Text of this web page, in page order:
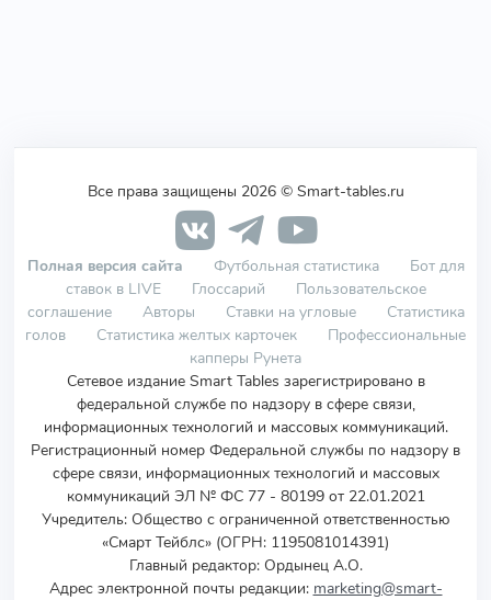
Все права защищены 2026 © Smart-tables.ru
Полная версия сайта Футбольная статистика
Бот для
ставок в LIVE
Глоссарий
Пользовательское
соглашение
Авторы Ставки на угловые
Статистика
голов
Статистика желтых карточек
Профессиональные
капперы Рунета
Сетевое издание Smart Tables зарегистрировано в
федеральной службе по надзору в сфере связи,
информационных технологий и массовых коммуникаций.
Регистрационный номер Федеральной службы по надзору в
сфере связи, информационных технологий и массовых
коммуникаций ЭЛ № ФС 77 - 80199 от 22.01.2021
Учредитель: Общество с ограниченной ответственностью
«Смарт Тейблс» (ОГРН: 1195081014391)
Главный редактор: Ордынец А.О.
Адрес электронной почты редакции: marketing@smart-